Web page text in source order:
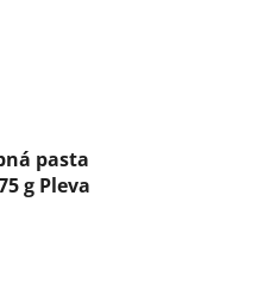
pasta
g Pleva